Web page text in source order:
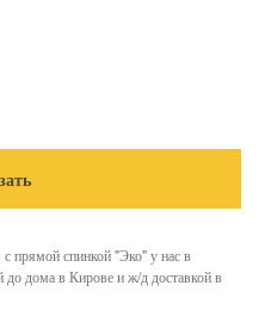
с прямой спинкой "Эко" у нас в
до дома в Кирове и ж/д доставкой в